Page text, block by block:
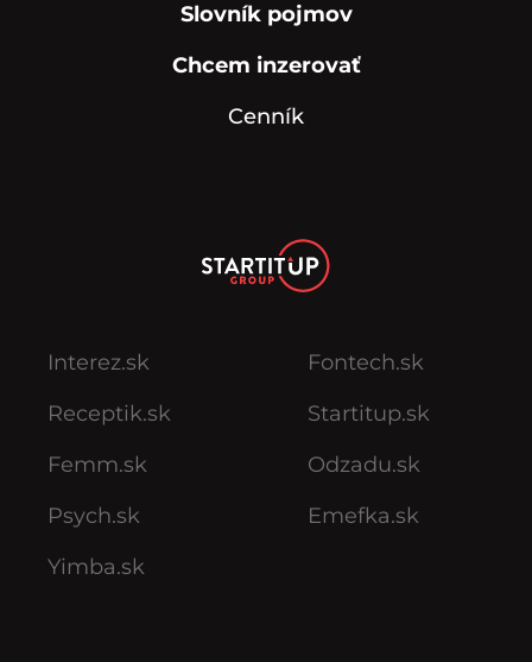
Slovník pojmov
Chcem inzerovať
Cenník
Interez.sk
Receptik.sk
Femm.sk
Psych.sk
Yimba.sk
Fontech.sk
Startitup.sk
Odzadu.sk
Emefka.sk